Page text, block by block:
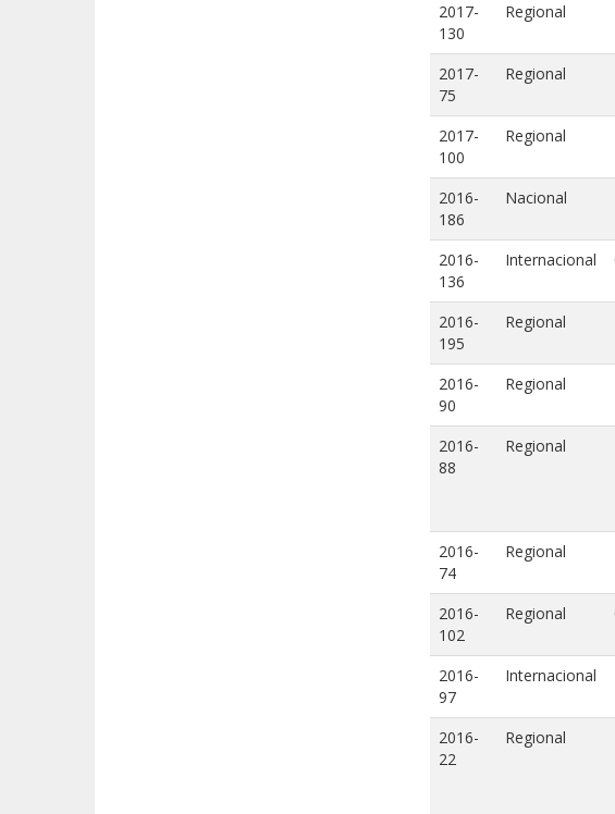
2017-
130
Regional
2017-
75
Regional
2017-
100
Regional
2016-
186
Nacional
2016-
136
Internacional
2016-
195
Regional
2016-
90
Regional
2016-
88
Regional
2016-
74
Regional
2016-
102
Regional
2016-
97
Internacional
2016-
22
Regional